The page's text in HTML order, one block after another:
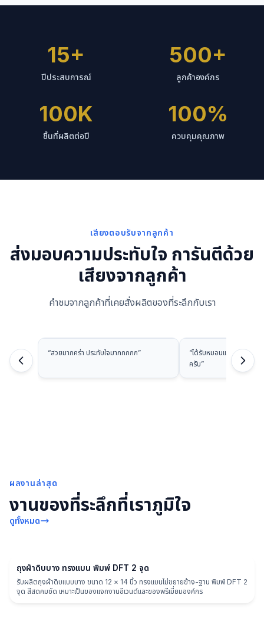
15+
ปีประสบการณ์
500+
ลูกค้าองค์กร
100K
ชิ้นที่ผลิตต่อปี
100%
ควบคุมคุณภาพ
เสียงตอบรับจากลูกค้า
ส่งมอบความประทับใจ การันตีด้วย
เสียงจากลูกค้า
คำชมจากลูกค้าที่เคยสั่งผลิตของที่ระลึกกับเรา
“สวยมากคร่า ประทับใจมากกกกก” “ได้รับหมอนแล้วนะครับ ส
ครับ”
ผลงานล่าสุด
งานของที่ระลึกที่เราภูมิใจ
ดูทั้งหมด
ถุงผ้า
ถุงผ้าดิบบาง ทรงแบน พิมพ์ DFT 2 จุด
รับผลิตถุงผ้าดิบแบบบาง ขนาด 12 × 14 นิ้ว ทรงแบนไม่ขยายข้าง-ฐาน พิมพ์ DFT 2
จุด สีสดคมชัด เหมาะเป็นของแจกงานอีเวนต์และของพรีเมี่ยมองค์กร